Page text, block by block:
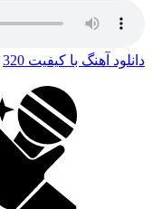
دانلود آهنگ با کیفیت 320